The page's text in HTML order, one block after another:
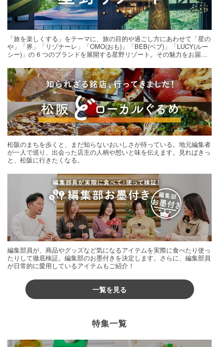
「旅を楽しくする」をテーマに、旅の目的や過ごし方にあわせて「星の
や」「界」「リゾナーレ」「OMO(おも)」「BEB(ベブ)」「LUCY(ルー
シー)」の 6 つのブランドを展開する星野リゾート。その魅力をお届け
松阪のまちを歩くと、まだ知らないおいしさが待っている。地元編集者
が一人で巡り、出会った店主の人柄や想いと味を伝えます。見ればきっ
と、松阪に行きたくなる。
編集部員が、商品やグッズなど気になるアイテムを実際に食べたり使っ
たりして徹底検証。編集部のお墨付きを決定します。さらに、編集部員
が日常的に愛用しているアイテムもご紹介！
一覧を見る
特集一覧